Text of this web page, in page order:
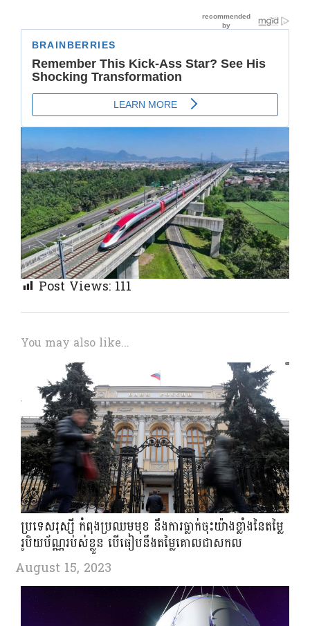
Post Views:111
You may also like...
ប្រទេសរុស្ស៊ី កំពុង​ប្រឈមមុខ ​នឹង​ការ​ធ្លាក់​ចុះ​យ៉ាង​ខ្លាំង​នៃ​តម្លៃ​
រូបិយ​ប័ណ្ណរបស់ខ្លួន បើ​ធៀប​នឹង​តម្លៃ​គោល​ជាសកល
August 15, 2023